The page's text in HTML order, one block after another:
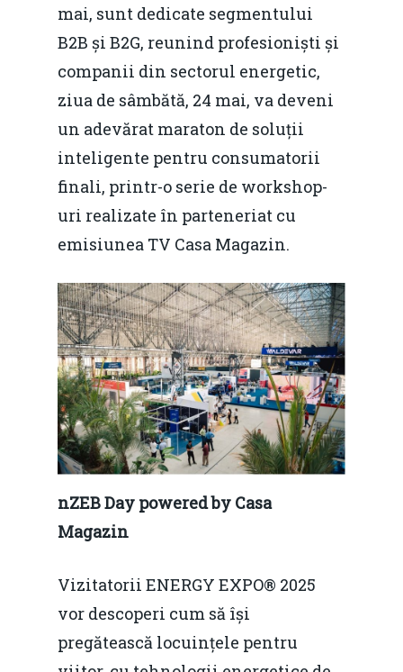
mai, sunt dedicate segmentului
B2B și B2G, reunind profesioniști și
companii din sectorul energetic,
ziua de sâmbătă, 24 mai, va deveni
un adevărat maraton de soluții
inteligente pentru consumatorii
finali, printr-o serie de workshop-
uri realizate în parteneriat cu
emisiunea TV Casa Magazin.
nZEB Day powered by Casa
Magazin
Vizitatorii ENERGY EXPO® 2025
vor descoperi cum să își
pregătească locuințele pentru
Home
Noutăți
Despre
Evenimente
Modelul economic
resurselor naturale
Video
economie
EM360 Talk
Contact